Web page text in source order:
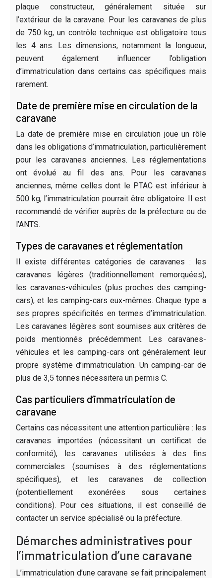
plaque constructeur, généralement située sur
l’extérieur de la caravane. Pour les caravanes de plus
de 750 kg, un contrôle technique est obligatoire tous
les 4 ans. Les dimensions, notamment la longueur,
peuvent également influencer l’obligation
d’immatriculation dans certains cas spécifiques mais
rarement.
Date de première mise en circulation de la
caravane
La date de première mise en circulation joue un rôle
dans les obligations d’immatriculation, particulièrement
pour les caravanes anciennes. Les réglementations
ont évolué au fil des ans. Pour les caravanes
anciennes, même celles dont le PTAC est inférieur à
500 kg, l’immatriculation pourrait être obligatoire. Il est
recommandé de vérifier auprès de la préfecture ou de
l’ANTS.
Types de caravanes et réglementation
Il existe différentes catégories de caravanes : les
caravanes légères (traditionnellement remorquées),
les caravanes-véhicules (plus proches des camping-
cars), et les camping-cars eux-mêmes. Chaque type a
ses propres spécificités en termes d’immatriculation.
Les caravanes légères sont soumises aux critères de
poids mentionnés précédemment. Les caravanes-
véhicules et les camping-cars ont généralement leur
propre système d’immatriculation. Un camping-car de
plus de 3,5 tonnes nécessitera un permis C.
Cas particuliers d’immatriculation de
caravane
Certains cas nécessitent une attention particulière : les
caravanes importées (nécessitant un certificat de
conformité), les caravanes utilisées à des fins
commerciales (soumises à des réglementations
spécifiques), et les caravanes de collection
(potentiellement exonérées sous certaines
conditions). Pour ces situations, il est conseillé de
contacter un service spécialisé ou la préfecture.
Démarches administratives pour
l’immatriculation d’une caravane
L’immatriculation d’une caravane se fait principalement